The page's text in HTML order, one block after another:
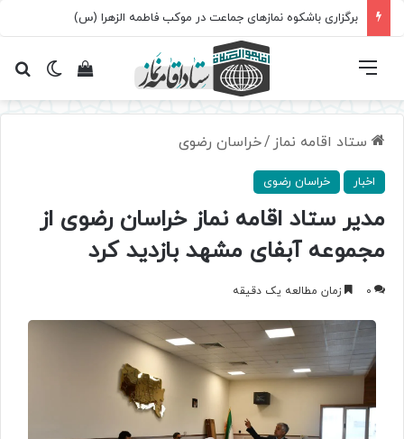
برگزاری باشکوه نمازهای جماعت در موکب فاطمه الزهرا (س)
تغییرمشاهده فهرست
ستاد اقامه نماز /خراسان رضوی
اخبار خراسان رضوی
مدیر ستاد اقامه نماز خراسان رضوی از
مجموعه آبفای مشهد بازدید کرد
0 زمان مطالعه یک دقیقه